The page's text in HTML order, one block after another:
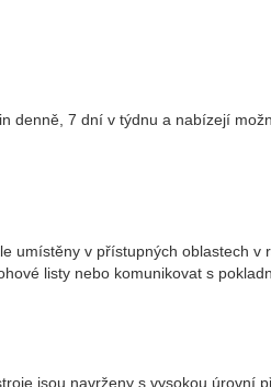
denně, 7 dní v týdnu a nabízejí
v přístupných oblastech
listy nebo komunikovat s
jsou navrženy s vysokou